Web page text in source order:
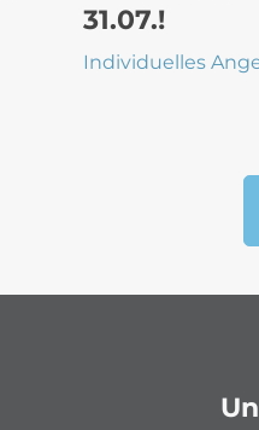
31.07.!
Individuelles